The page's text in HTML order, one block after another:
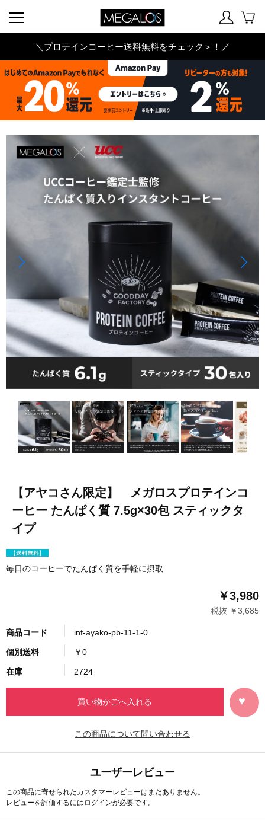
＼プロテインコーヒー送料無料をチェック＞！／
【アヤコさん限定】 メガロスプロテインコ
ーヒー たんぱく質 7.5g×30包 スティックタ
イプ
毎日のコーヒーでたんぱく質を手軽に摂取
￥3,980
税抜 ￥3,685
商品コード inf-ayako-pb-11-1-0
個別送料 ￥0
在庫 2724
この商品について問い合わせる
ユーザーレビュー
この商品に寄せられたカスタマーレビューはまだありません。
レビューを評価するには ログインが必要です。